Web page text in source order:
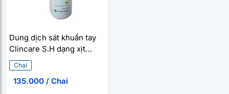
Dung dịch sát khuẩn tay
Clincare S.H dạng xịt
(500ml)
Chai
135.000 / Chai